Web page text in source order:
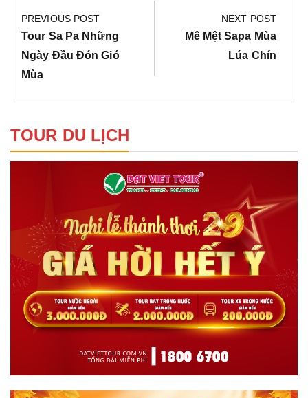
hướng
bài
viết
PREVIOUS POST
Previous
Post:
Tour Sa Pa Những
Ngày Đầu Đón Gió
Mùa
NEXT POST
Next
Mê Mệt Sapa Mùa
Lúa Chín
TOUR DU LỊCH